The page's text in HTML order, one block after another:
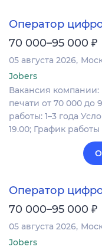
Оператор
70 000–95 000 ₽
05 августа 2026
Jobers
Вакансия компании:
печати от 70 000 до
работы: 1–3 года
19.00; График
Оператор
70 000–95 000 ₽
05 августа 2026
Jobers